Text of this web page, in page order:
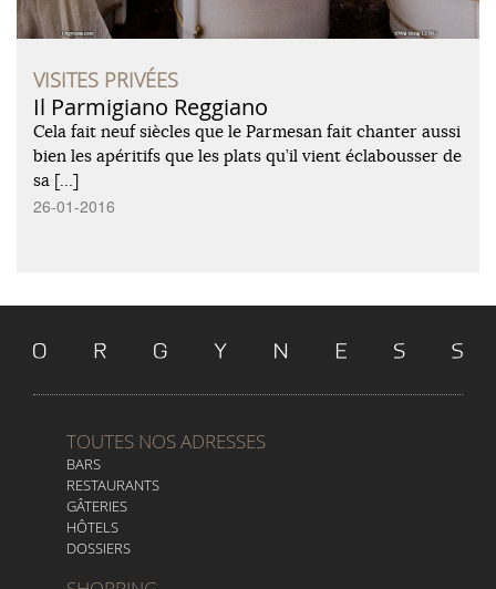
VISITES PRIVÉES
Il Parmigiano Reggiano
Cela fait neuf siècles que le Parmesan fait chanter aussi
bien les apéritifs que les plats qu’il vient éclabousser de
sa […]
26-01-2016
TOUTES NOS ADRESSES
BARS
RESTAURANTS
GÂTERIES
HÔTELS
DOSSIERS